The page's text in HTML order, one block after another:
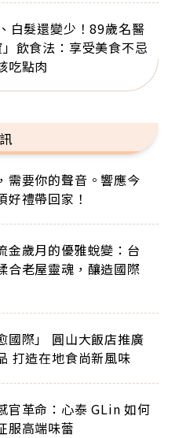
白髮還變少！89歲名醫
飲食法：享受美食不忌
吃點肉
需要你的聲音。響應今
好禮帶回家！
金歲月的優雅蛻變：台
合老屋靈魂，釀造國際
國際」 圓山大飯店推廣
打造在地食尚新風味
官革命：心泰 GLin 如何
服高端味蕾